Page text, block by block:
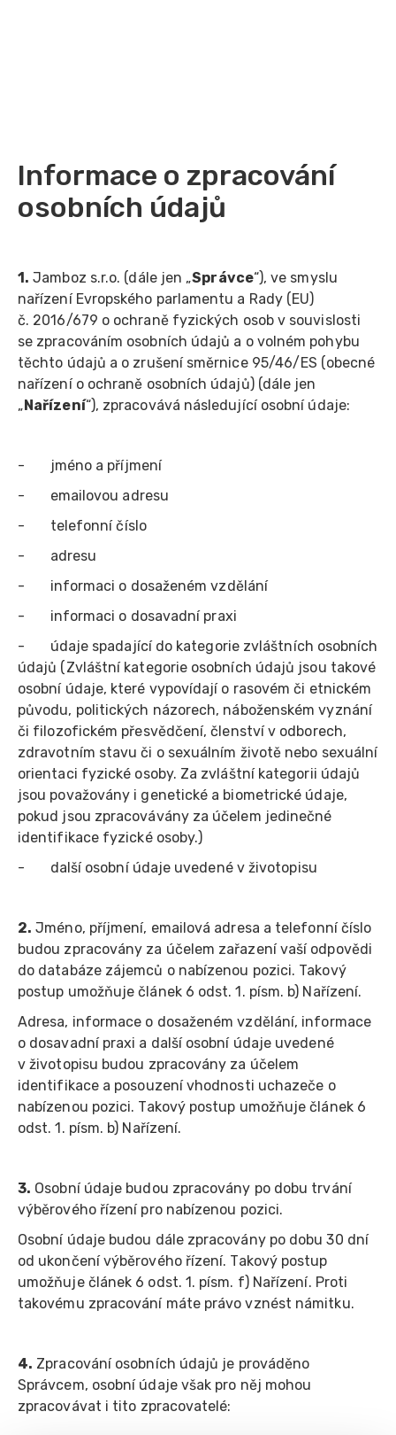
Informace o zpracování
osobních údajů
1. Jamboz s.r.o. (dále jen „Správce“), ve smyslu
nařízení Evropského parlamentu a Rady (EU)
č. 2016/679 o ochraně fyzických osob v souvislosti
se zpracováním osobních údajů a o volném pohybu
těchto údajů a o zrušení směrnice 95/46/ES (obecné
nařízení o ochraně osobních údajů) (dále jen
„Nařízení“), zpracovává následující osobní údaje:
- jméno a příjmení
- emailovou adresu
- telefonní číslo
- adresu
- informaci o dosaženém vzdělání
- informaci o dosavadní praxi
- údaje spadající do kategorie zvláštních osobních
údajů (Zvláštní kategorie osobních údajů jsou takové
osobní údaje, které vypovídají o rasovém či etnickém
původu, politických názorech, náboženském vyznání
či filozofickém přesvědčení, členství v odborech,
zdravotním stavu či o sexuálním životě nebo sexuální
orientaci fyzické osoby. Za zvláštní kategorii údajů
jsou považovány i genetické a biometrické údaje,
pokud jsou zpracovávány za účelem jedinečné
identifikace fyzické osoby.)
- další osobní údaje uvedené v životopisu
2. Jméno, příjmení, emailová adresa a telefonní číslo
budou zpracovány za účelem zařazení vaší odpovědi
do databáze zájemců o nabízenou pozici. Takový
postup umožňuje článek 6 odst. 1. písm. b) Nařízení.
Adresa, informace o dosaženém vzdělání, informace
o dosavadní praxi a další osobní údaje uvedené
v životopisu budou zpracovány za účelem
identifikace a posouzení vhodnosti uchazeče o
nabízenou pozici. Takový postup umožňuje článek 6
odst. 1. písm. b) Nařízení.
3. Osobní údaje budou zpracovány po dobu trvání
výběrového řízení pro nabízenou pozici.
Osobní údaje budou dále zpracovány po dobu 30 dní
od ukončení výběrového řízení. Takový postup
umožňuje článek 6 odst. 1. písm. f) Nařízení. Proti
takovému zpracování máte právo vznést námitku.
4. Zpracování osobních údajů je prováděno
Správcem, osobní údaje však pro něj mohou
zpracovávat i tito zpracovatelé: